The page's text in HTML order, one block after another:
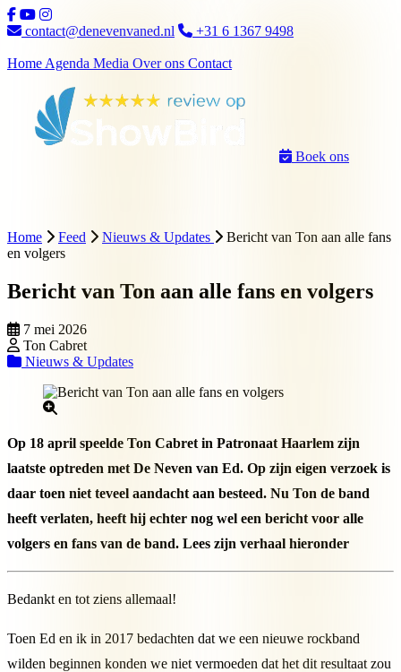
Ga naar inhoud
contact@denevenvaned.nl
+31 6 1367 9498
Home Agenda Media Over ons Contact
Boek ons
Home Feed Nieuws & Updates
Bericht van Ton aan alle fans
en volgers
Bericht van Ton aan alle fans en volgers
7 mei 2026
Ton Cabret
Nieuws & Updates
Op 18 april speelde Ton Cabret in Patronaat Haarlem zijn
laatste optreden met De Neven van Ed. Op zijn eigen verzoek is
daar toen niet teveel aandacht aan besteed. Nu Ton de band
heeft verlaten, heeft hij echter nog wel een bericht voor alle
volgers en fans van de band. Lees zijn verhaal hieronder
Bedankt en tot ziens allemaal!
Toen Ed en ik in 2017 bedachten dat we een nieuwe rockband
wilden beginnen konden we niet vermoeden dat het dit resultaat zou